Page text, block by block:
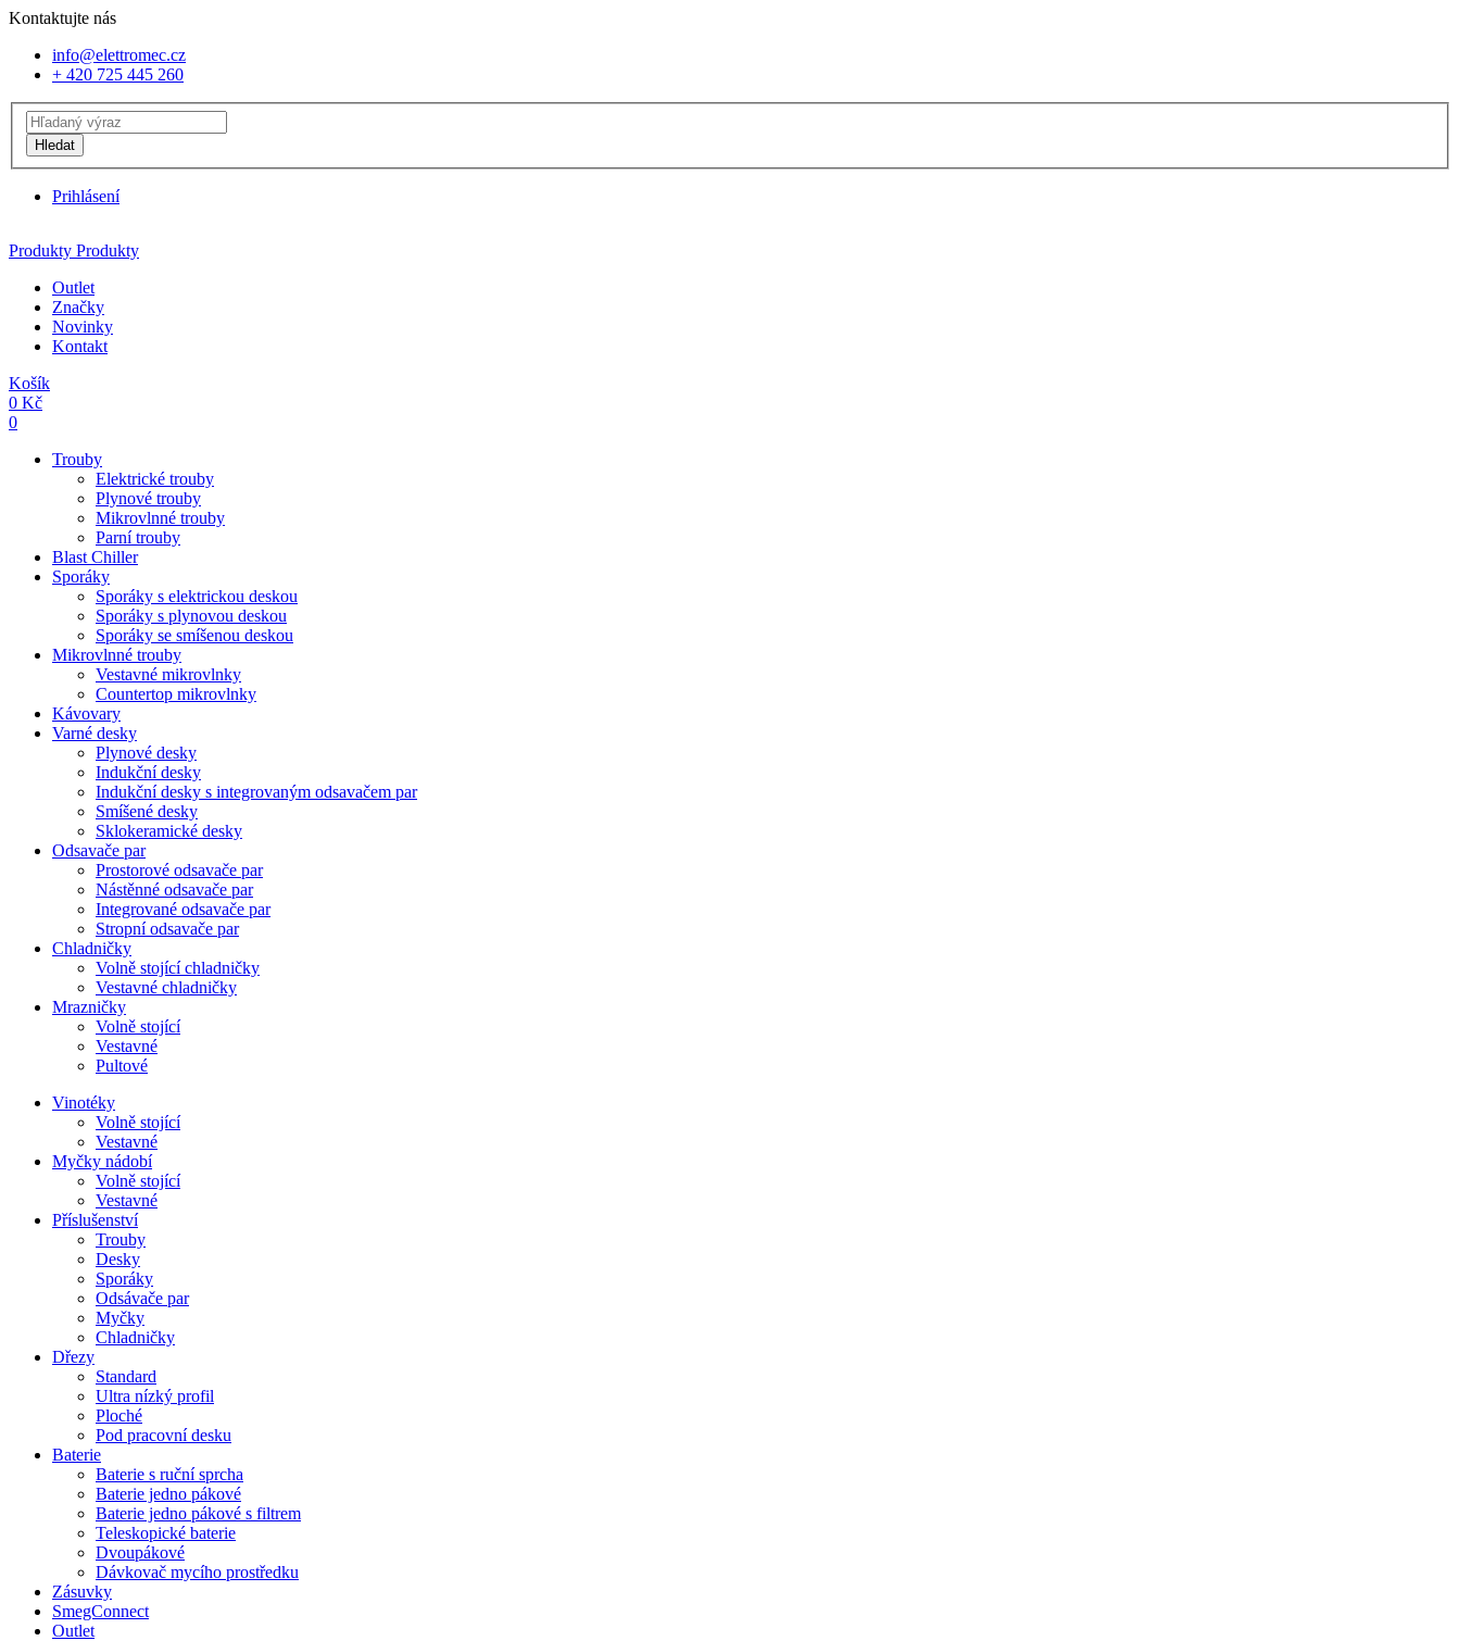
Kontaktujte nás
info@elettromec.cz
+ 420 725 445 260
Hledat
Prihlásení
Produkty Produkty
Outlet
Značky
Novinky
Kontakt
Košík
0 Kč
0
Trouby
Elektrické trouby
Plynové trouby
Mikrovlnné trouby
Parní trouby
Blast Chiller
Sporáky
Sporáky s elektrickou deskou
Sporáky s plynovou deskou
Sporáky se smíšenou deskou
Mikrovlnné trouby
Vestavné mikrovlnky
Countertop mikrovlnky
Kávovary
Varné desky
Plynové desky
Indukční desky
Indukční desky s integrovaným odsavačem par
Smíšené desky
Sklokeramické desky
Odsavače par
Prostorové odsavače par
Nástěnné odsavače par
Integrované odsavače par
Stropní odsavače par
Chladničky
Volně stojící chladničky
Vestavné chladničky
Mrazničky
Volně stojící
Vestavné
Pultové
Vinotéky
Volně stojící
Vestavné
Myčky nádobí
Volně stojící
Vestavné
Příslušenství
Trouby
Desky
Sporáky
Odsávače par
Myčky
Chladničky
Dřezy
Standard
Ultra nízký profil
Ploché
Pod pracovní desku
Baterie
Baterie s ruční sprcha
Baterie jedno pákové
Baterie jedno pákové s filtrem
Teleskopické baterie
Dvoupákové
Dávkovač mycího prostředku
Zásuvky
SmegConnect
Outlet